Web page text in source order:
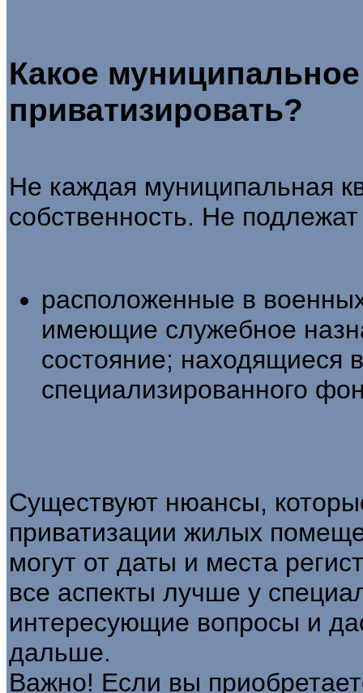
Какое
приватизировать?
Не каждая муниципальная
собственность. Не
расположенные в
имеющие служебное
состояние; находящиеся
специализированного
Существуют нюансы,
приватизации жилых
могут от даты и места
все аспекты лучше у
интересующие вопросы и
дальше.
Важно! Если вы